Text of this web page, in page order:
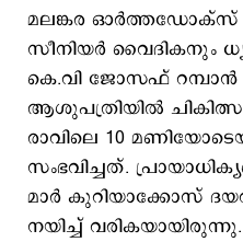
മലങ്കര ഓർത്തഡോക്സ്
സീനിയർ വൈദികനും
കെ.വി ജോസഫ് റമ്പാൻ
ആശുപത്രിയിൽ
രാവിലെ 10
സംഭവിച്ചത്.
മാർ കുറിയാക്കോസ്
നയിച്ച്